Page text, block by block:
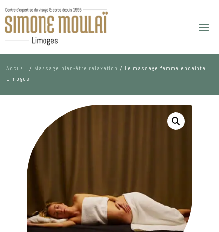
Accueil / Massage bien-être relaxation / Le massage femme enceinte
Limoges